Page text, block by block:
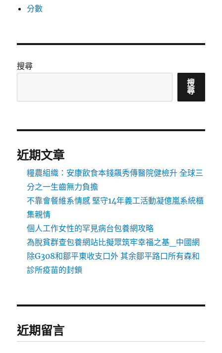
分數
搜尋
搜
尋
近期文章
糧農組織：安康飲食本錢飆秀傳醫院健檢升 全球三
分之一生齒無力負擔
不靠會餐維系情感 堅守14年義工活動凝億嵐系統櫃
集親情
個人工作女性的罕見病台包養網攻略
為脫貧群查包養網站比擬眾筑牢幸福之基_中國網
除G308和鄒平東收支口外 其余鄒平路口所有森和
診所疫苗的封鎖
近期留言